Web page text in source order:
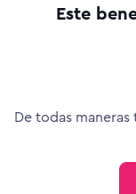
Este
De todas